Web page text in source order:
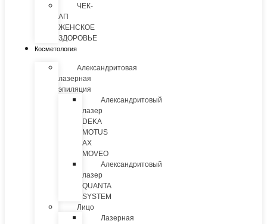
ЧЕК-
АП
ЖЕНСКОЕ
ЗДОРОВЬЕ
Косметология
Александритовая
лазерная
эпиляция
Александритовый
лазер
DEKA
MOTUS
AX
MOVEO
Александритовый
лазер
QUANTA
SYSTEM
Лицо
Лазерная